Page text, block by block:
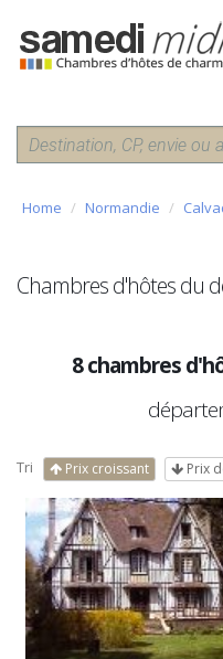
Home Normandie
Chambres d'hôtes du
8 chambres
Tri Prix croissant Prix